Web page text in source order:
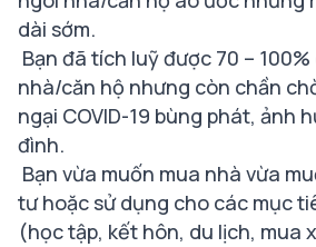
dài sớm.
Bạn đã tích luỹ được 70 –
nhà/căn hộ nhưng còn chần
ngại COVID-19 bùng phát, ảnh
đình.
Bạn vừa muốn mua nhà vừa
tư hoặc sử dụng cho các mục
(học tập, kết hôn, du lịch, mua